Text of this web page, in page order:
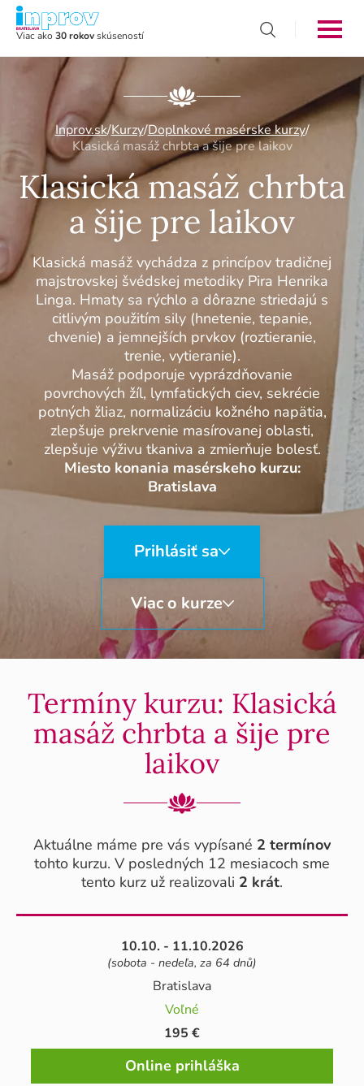
Viac ako 30 rokovskúseností
Inprov.sk/Kurzy/Doplnkové masérske kurzy/
Klasická masáž chrbta a šije pre laikov
Klasická masáž chrbta
a šije pre laikov
Klasická masáž vychádza z princípov tradičnej
majstrovskej švédskej metodiky Pira Henrika
Linga. Hmaty sa rýchlo a dôrazne striedajú s
citlivým použitím sily (hnetenie, tepanie,
chvenie) a jemnejších prvkov (roztieranie,
trenie, vytieranie).
Masáž podporuje vyprázdňovanie
povrchových žíl, lymfatických ciev, sekrécie
potných žliaz, normalizáciu kožného napätia,
zlepšuje prekrvenie masírovanej oblasti,
zlepšuje výživu tkaniva a zmierňuje bolesť.
Miesto konania masérskeho kurzu:
Bratislava
Prihlásiť sa
Viac o kurze
Termíny kurzu: Klasická
masáž chrbta a šije pre
laikov
Aktuálne máme pre vás vypísané 2 termínov
tohto kurzu. V posledných 12 mesiacoch sme
tento kurz už realizovali 2 krát.
10.10. - 11.10.2026
(sobota - nedeľa, za 64 dnů)
Bratislava
Voľné
195 €
Online prihláška